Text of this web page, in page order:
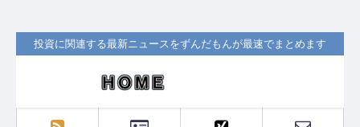
投資に関連する最新ニュースをずんだもんが最速でまとめます